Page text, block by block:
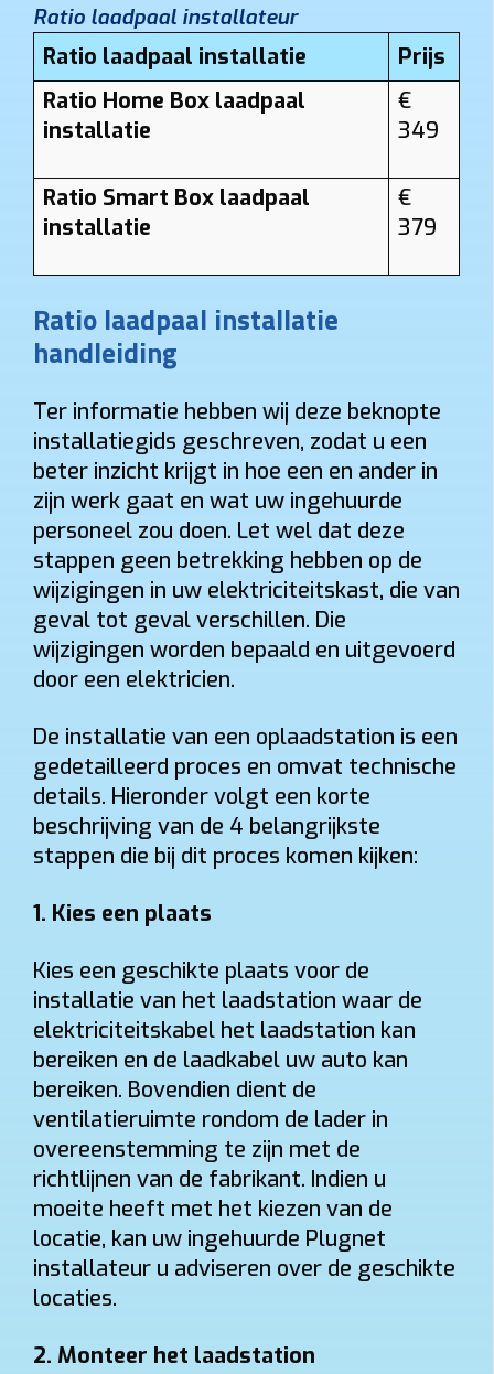
Ratio laadpaal installateur
Ratio laadpaal installatie
Prijs
Ratio Home Box laadpaal
installatie
€
349
Ratio Smart Box laadpaal
installatie
€
379
Ratio laadpaal installatie
handleiding
Ter informatie hebben wij deze beknopte
installatiegids geschreven, zodat u een
beter inzicht krijgt in hoe een en ander in
zijn werk gaat en wat uw ingehuurde
personeel zou doen. Let wel dat deze
stappen geen betrekking hebben op de
wijzigingen in uw elektriciteitskast, die van
geval tot geval verschillen. Die
wijzigingen worden bepaald en uitgevoerd
door een elektricien.
De installatie van een oplaadstation is een
gedetailleerd proces en omvat technische
details. Hieronder volgt een korte
beschrijving van de 4 belangrijkste
stappen die bij dit proces komen kijken:
1. Kies een plaats
Kies een geschikte plaats voor de
installatie van het laadstation waar de
elektriciteitskabel het laadstation kan
bereiken en de laadkabel uw auto kan
bereiken. Bovendien dient de
ventilatieruimte rondom de lader in
overeenstemming te zijn met de
richtlijnen van de fabrikant. Indien u
moeite heeft met het kiezen van de
locatie, kan uw ingehuurde Plugnet
installateur u adviseren over de geschikte
locaties.
2. Monteer het laadstation